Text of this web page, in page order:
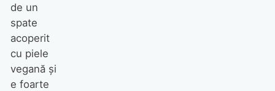
de un
spate
acoperit
cu piele
vegană şi
e foarte